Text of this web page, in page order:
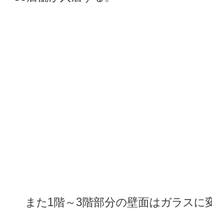
また1階～3階部分の壁面はガラスに